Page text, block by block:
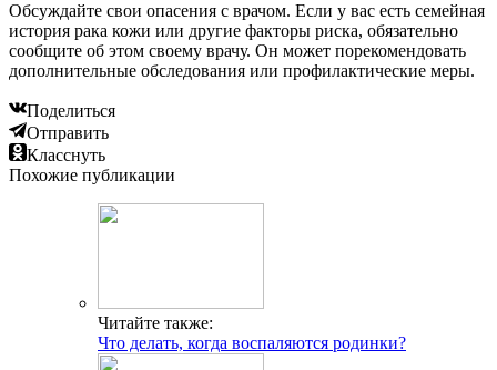
Обсуждайте свои опасения с врачом. Если у вас есть семейная
история рака кожи или другие факторы риска, обязательно
сообщите об этом своему врачу. Он может порекомендовать
дополнительные обследования или профилактические меры.
Поделиться
Отправить
Класснуть
Похожие публикации
Читайте также:
Что делать, когда воспаляются родинки?